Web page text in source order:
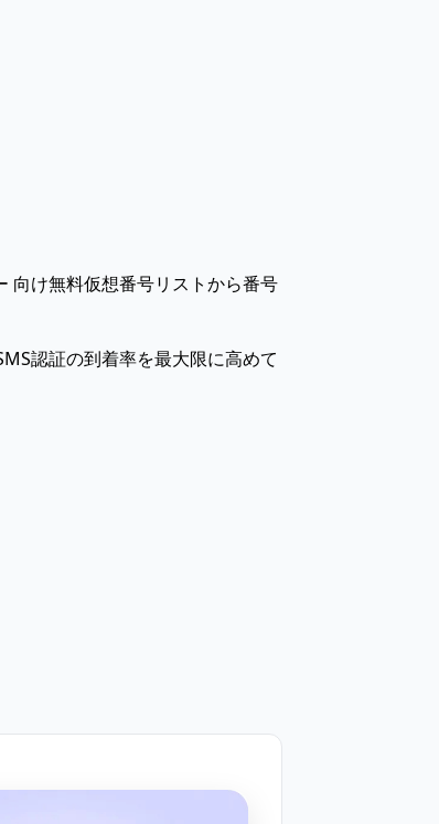
向け無料仮想番号リストから番号
認証の到着率を最大限に高めて